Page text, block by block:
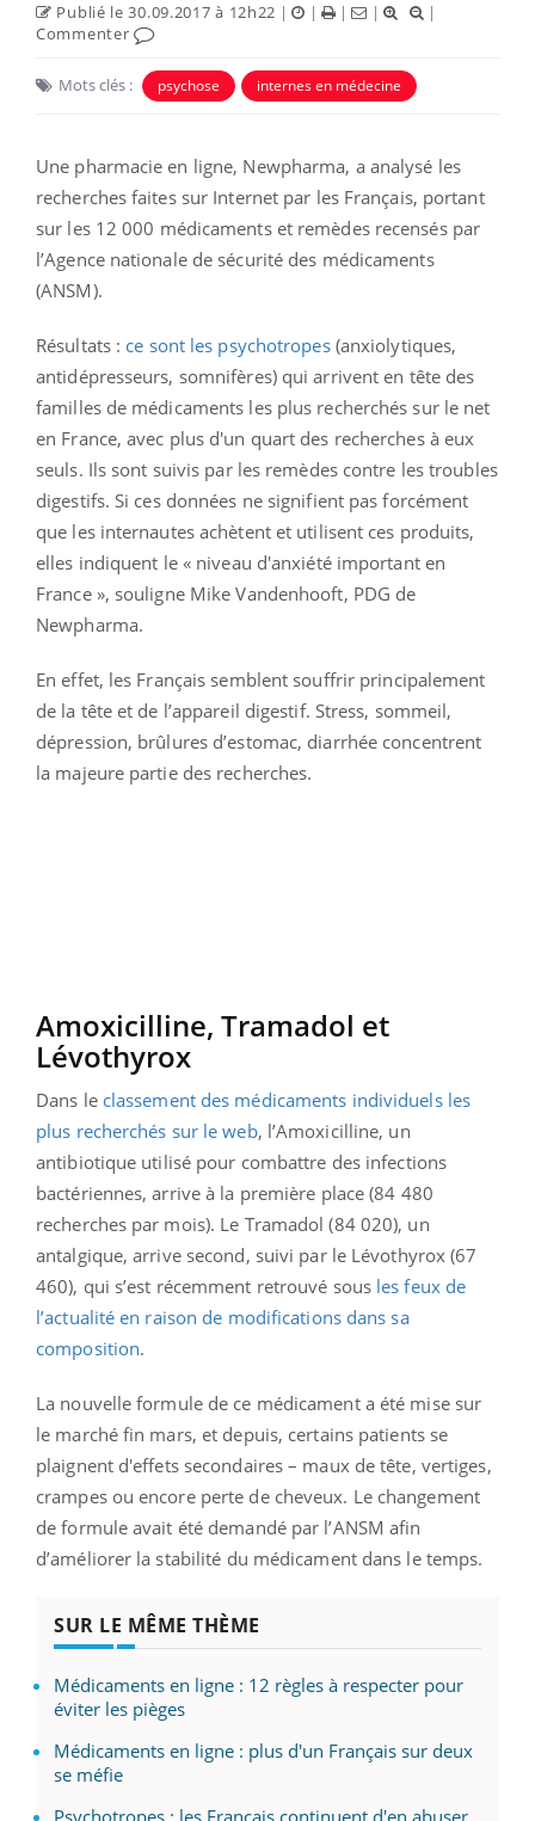
Publié le 30.09.2017 à 12h22 | | | |
|
Commenter
Mots clés : psychose internes en médecine
Une pharmacie en ligne, Newpharma, a analysé les
recherches faites sur Internet par les Français, portant
sur les 12 000 médicaments et remèdes recensés par
l’Agence nationale de sécurité des médicaments
(ANSM).
Résultats : ce sont les psychotropes(anxiolytiques,
antidépresseurs, somnifères) qui arrivent en tête des
familles de médicaments les plus recherchés sur le net
en France, avec plus d'un quart des recherches à eux
seuls. Ils sont suivis par les remèdes contre les troubles
digestifs. Si ces données ne signifient pas forcément
que les internautes achètent et utilisent ces produits,
elles indiquent le « niveau d'anxiété important en
France », souligne Mike Vandenhooft, PDG de
Newpharma.
En effet, les Français semblent souffrir principalement
de la tête et de l’appareil digestif. Stress, sommeil,
dépression, brûlures d’estomac, diarrhée concentrent
la majeure partie des recherches.
Amoxicilline, Tramadol et
Lévothyrox
Dans le classement des médicaments individuels les
plus recherchés sur le web, l’Amoxicilline, un
antibiotique utilisé pour combattre des infections
bactériennes, arrive à la première place (84 480
recherches par mois). Le Tramadol (84 020), un
antalgique, arrive second, suivi par le Lévothyrox (67
460), qui s’est récemment retrouvé sous les feux de
l’actualité en raison de modifications dans sa
composition.
La nouvelle formule de ce médicament a été mise sur
le marché fin mars, et depuis, certains patients se
plaignent d'effets secondaires – maux de tête, vertiges,
crampes ou encore perte de cheveux. Le changement
de formule avait été demandé par l’ANSM afin
d’améliorer la stabilité du médicament dans le temps.
SUR LE MÊME THÈME
Médicaments en ligne : 12 règles à respecter pour
éviter les pièges
Médicaments en ligne : plus d'un Français sur deux
se méfie